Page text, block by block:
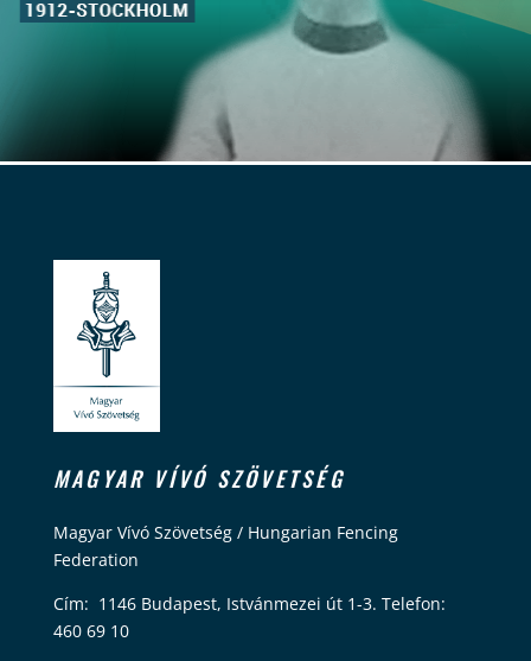
MAGYAR VÍVÓ SZÖVETSÉG
Magyar Vívó Szövetség / Hungarian Fencing
Federation
Cím: 1146 Budapest, Istvánmezei út 1-3. Telefon:
460 69 10